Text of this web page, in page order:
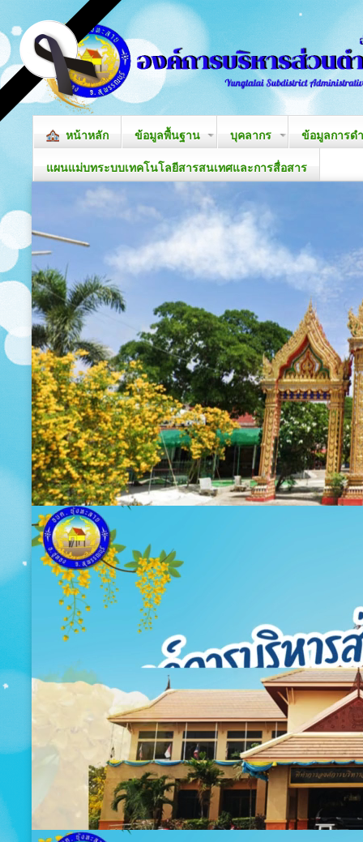
หน้าหลัก ข้อมูลพื้นฐาน บุคลากร ข้อมูลการด
แผนแม่บทระบบเทคโนโลยีสารสนเทศและการสื่อสาร